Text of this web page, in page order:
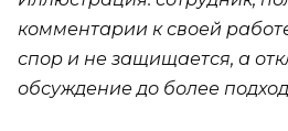
комментарии к своей
спор и не защищается, а
обсуждение до более